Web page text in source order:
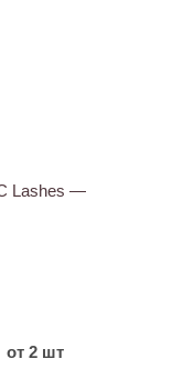
Lashes —
от 2 шт